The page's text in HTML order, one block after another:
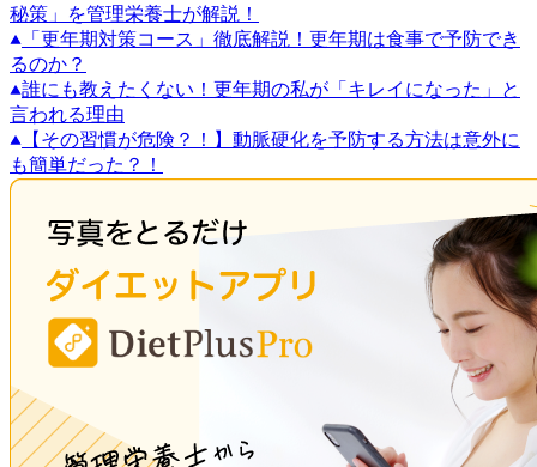
秘策」を管理栄養士が解説！
「更年期対策コース」徹底解説！更年期は食事で予防でき
るのか？
誰にも教えたくない！更年期の私が「キレイになった」と
言われる理由
【その習慣が危険？！】動脈硬化を予防する方法は意外に
も簡単だった？！